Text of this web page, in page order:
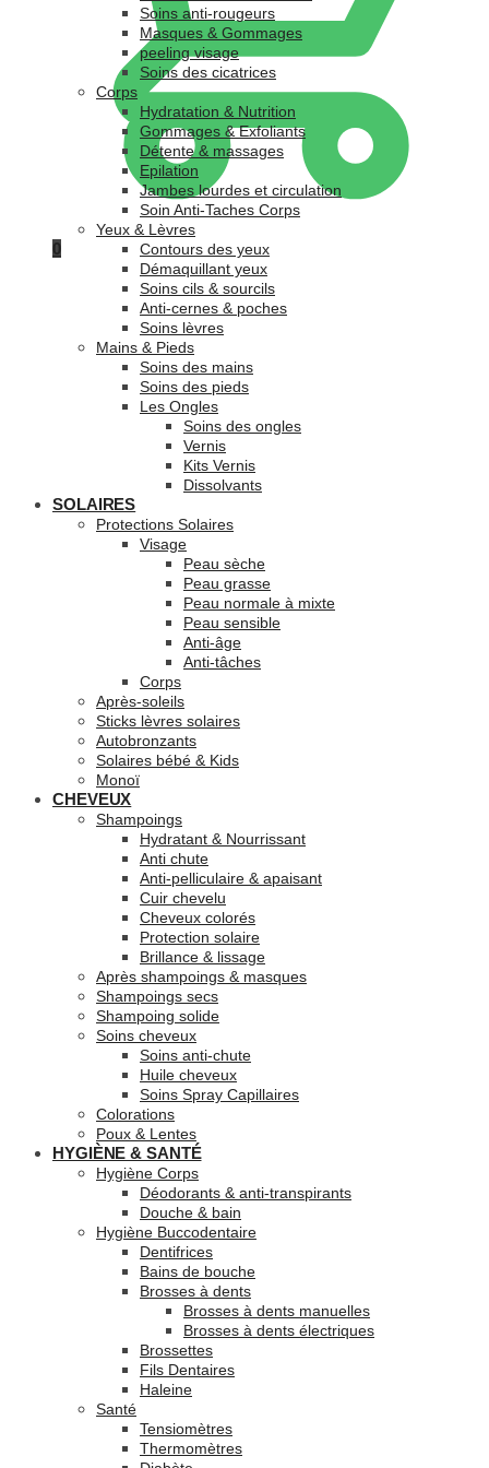
0
Soins anti-rougeurs
Masques & Gommages
peeling visage
Soins des cicatrices
Corps
Hydratation & Nutrition
Gommages & Exfoliants
Détente & massages
Epilation
Jambes lourdes et circulation
Soin Anti-Taches Corps
Yeux & Lèvres
Contours des yeux
Démaquillant yeux
Soins cils & sourcils
Anti-cernes & poches
Soins lèvres
Mains & Pieds
Soins des mains
Soins des pieds
Les Ongles
Soins des ongles
Vernis
Kits Vernis
Dissolvants
SOLAIRES
Protections Solaires
Visage
Peau sèche
Peau grasse
Peau normale à mixte
Peau sensible
Anti-âge
Anti-tâches
Corps
Après-soleils
Sticks lèvres solaires
Autobronzants
Solaires bébé & Kids
Monoï
CHEVEUX
Shampoings
Hydratant & Nourrissant
Anti chute
Anti-pelliculaire & apaisant
Cuir chevelu
Cheveux colorés
Protection solaire
Brillance & lissage
Après shampoings & masques
Shampoings secs
Shampoing solide
Soins cheveux
Soins anti-chute
Huile cheveux
Soins Spray Capillaires
Colorations
Poux & Lentes
HYGIÈNE & SANTÉ
Hygiène Corps
Déodorants & anti-transpirants
Douche & bain
Hygiène Buccodentaire
Dentifrices
Bains de bouche
Brosses à dents
Brosses à dents manuelles
Brosses à dents électriques
Brossettes
Fils Dentaires
Haleine
Santé
Tensiomètres
Thermomètres